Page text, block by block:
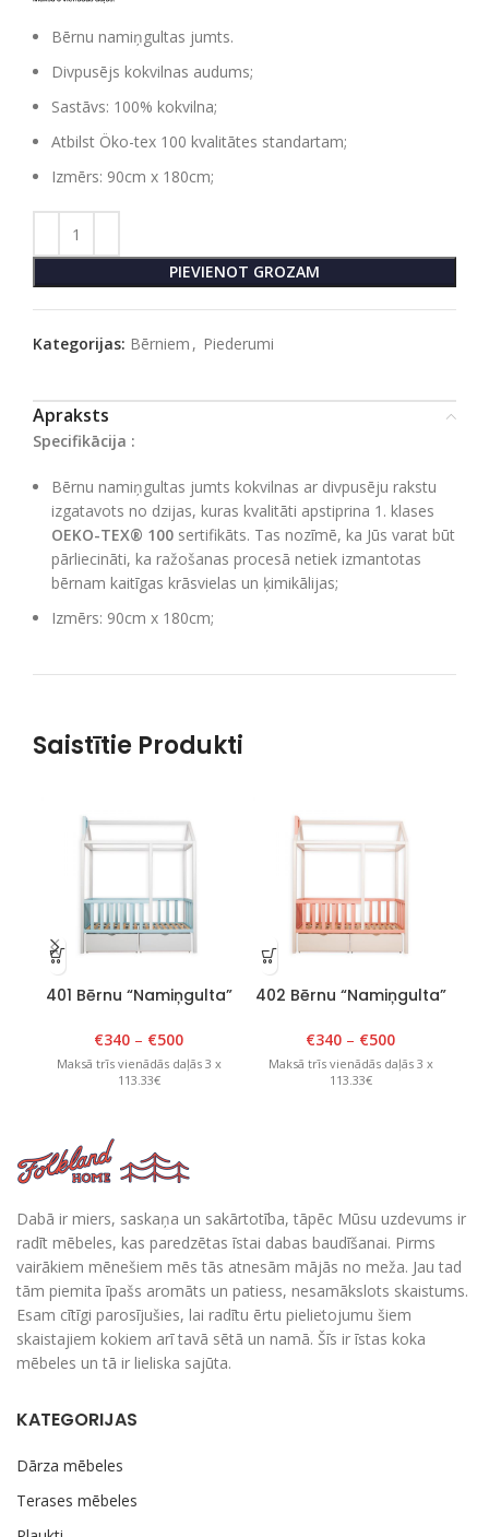
Bērnu namiņgultas jumts.
Divpusējs kokvilnas audums;
Sastāvs: 100% kokvilna;
Atbilst Öko-tex 100 kvalitātes standartam;
Izmērs: 90cm x 180cm;
PIEVIENOT GROZAM
Kategorijas: Bērniem , Piederumi
Apraksts
Specifikācija :
Bērnu namiņgultas jumts kokvilnas ar divpusēju rakstu
izgatavots no dzijas, kuras kvalitāti apstiprina 1. klases
OEKO-TEX® 100 sertifikāts. Tas nozīmē, ka Jūs varat būt
pārliecināti, ka ražošanas procesā netiek izmantotas
bērnam kaitīgas krāsvielas un ķimikālijas;
Izmērs: 90cm x 180cm;
Saistītie Produkti
401 Bērnu “Namiņgulta”
Balts/Zils
€340 – €500
Maksā trīs vienādās daļās 3 x
113.33€
402 Bērnu “Namiņgulta”
Balts/Rozā
€340 – €500
Maksā trīs vienādās daļās 3 x
113.33€
Dabā ir miers, saskaņa un sakārtotība, tāpēc Mūsu uzdevums ir
radīt mēbeles, kas paredzētas īstai dabas baudīšanai. Pirms
vairākiem mēnešiem mēs tās atnesām mājās no meža. Jau tad
tām piemita īpašs aromāts un patiess, nesamākslots skaistums.
Esam cītīgi parosījušies, lai radītu ērtu pielietojumu šiem
skaistajiem kokiem arī tavā sētā un namā. Šīs ir īstas koka
mēbeles un tā ir lieliska sajūta.
KATEGORIJAS
Dārza mēbeles
Terases mēbeles